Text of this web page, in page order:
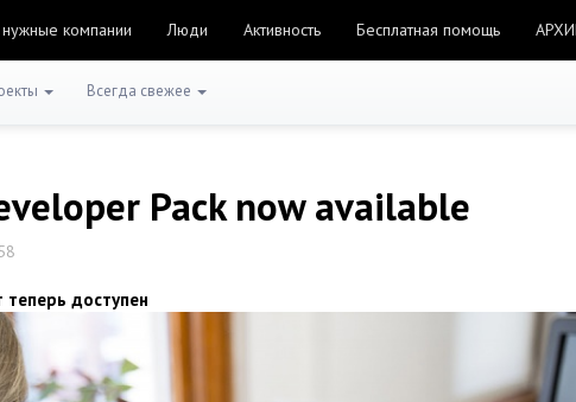
компании Люди Активность Бесплатная помощь
Всегда свежее
Pack now available
доступен